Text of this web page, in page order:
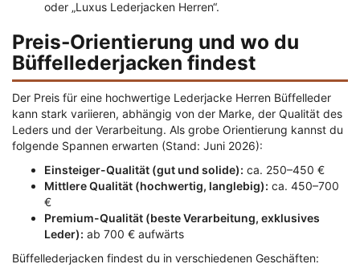
oder „Luxus Lederjacken Herren“.
Preis-Orientierung und wo du
Büffellederjacken findest
Der Preis für eine hochwertige Lederjacke Herren Büffelleder
kann stark variieren, abhängig von der Marke, der Qualität des
Leders und der Verarbeitung. Als grobe Orientierung kannst du
folgende Spannen erwarten (Stand: Juni 2026):
Einsteiger-Qualität (gut und solide): ca. 250–450 €
Mittlere Qualität (hochwertig, langlebig): ca. 450–700
€
Premium-Qualität (beste Verarbeitung, exklusives
Leder): ab 700 € aufwärts
Büffellederjacken findest du in verschiedenen Geschäften: